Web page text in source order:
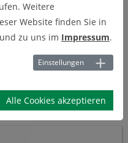
Weitere
Website finden Sie in
und zu uns im Impressum.
Einstellungen
Alle Cookies akzeptieren